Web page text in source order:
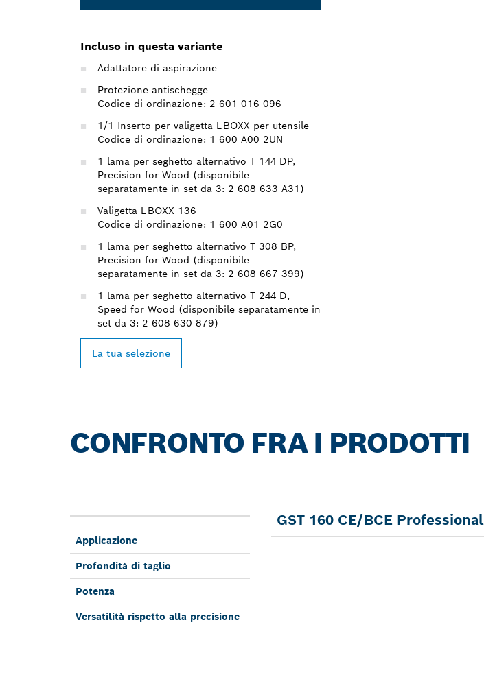
Incluso in questa variante
Adattatore di aspirazione
Protezione antischegge
Codice di ordinazione: 2 601 016 096
1/1 Inserto per valigetta L-BOXX per utensile
Codice di ordinazione: 1 600 A00 2UN
1 lama per seghetto alternativo T 144 DP,
Precision for Wood (disponibile
separatamente in set da 3: 2 608 633 A31)
Valigetta L-BOXX 136
Codice di ordinazione: 1 600 A01 2G0
1 lama per seghetto alternativo T 308 BP,
Precision for Wood (disponibile
separatamente in set da 3: 2 608 667 399)
1 lama per seghetto alternativo T 244 D,
Speed for Wood (disponibile separatamente in
set da 3: 2 608 630 879)
La tua selezione
CONFRONTO FRA I PRODOTTI
Applica­zione
Profon­dità di taglio
Potenza
Versa­tilità rispetto alla pre­cisione
GST 160 CE/BCE Professional